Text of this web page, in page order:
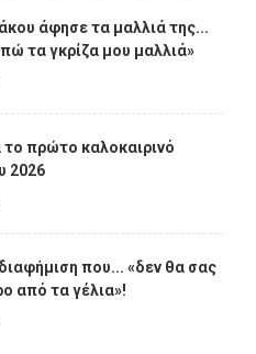
άφησε τα μαλλιά της...
τα γκρίζα μου μαλλιά»
το πρώτο καλοκαιρινό
2026
που... «δεν θα σας
από τα γέλια»!